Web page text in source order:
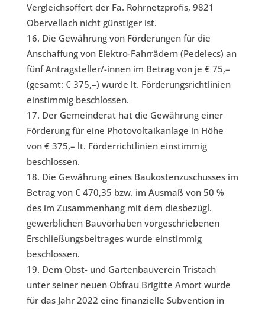
Vergleichsoffert der Fa. Rohrnetzprofis, 9821
Obervellach nicht günstiger ist.
Die Gewährung von Förderungen für die
Anschaffung von Elektro-Fahrrädern (Pedelecs) an
fünf Antragsteller/-innen im Betrag von je € 75,–
(gesamt: € 375,–) wurde lt. Förderungsrichtlinien
einstimmig beschlossen.
Der Gemeinderat hat die Gewährung einer
Förderung für eine Photovoltaikanlage in Höhe
von € 375,– lt. Förderrichtlinien einstimmig
beschlossen.
Die Gewährung eines Baukostenzuschusses im
Betrag von € 470,35 bzw. im Ausmaß von 50 %
des im Zusammenhang mit dem diesbezügl.
gewerblichen Bauvorhaben vorgeschriebenen
Erschließungsbeitrages wurde einstimmig
beschlossen.
Dem Obst- und Gartenbauverein Tristach
unter seiner neuen Obfrau Brigitte Amort wurde
für das Jahr 2022 eine finanzielle Subvention in